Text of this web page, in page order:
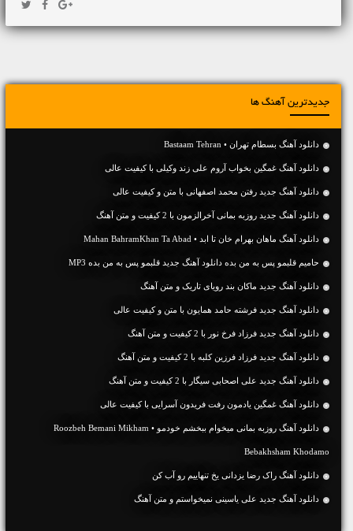
جدیدترین آهنگ ها
دانلود آهنگ بسطام تهران • Bastaam Tehran
دانلود آهنگ غمگین بخواب آروم علی زند وکیلی با کیفیت عالی
دانلود آهنگ جديد رفتن محمد اصفهانی با متن و کیفیت عالی
دانلود آهنگ جديد روزبه بمانی آخرالزمون با 2 کیفیت و متن آهنگ
دانلود آهنگ ماهان بهرام خان تا ابد • Mahan BahramKhan Ta Abad
حامیم قلبمو پس به من بده دانلود آهنگ جدید قلبمو پس به من بده MP3
دانلود آهنگ جديد ماکان بند رویای تاریک و متن آهنگ
دانلود آهنگ جديد فرشته حامد همایون با متن و کیفیت عالی
دانلود آهنگ جديد فرزاد فرخ نور با 2 کیفیت و متن آهنگ
دانلود آهنگ جديد فرزاد فرزین کلبه با 2 کیفیت و متن آهنگ
دانلود آهنگ جديد علی اصحابی سیگار با 2 کیفیت و متن آهنگ
دانلود آهنگ غمگین یادمون رفت فریدون آسرایی با کیفیت عالی
دانلود آهنگ روزبه بمانی میخوام ببخشم خودمو • Roozbeh Bemani Mikham
Bebakhsham Khodamo
دانلود آهنگ راک رضا یزدانی یخ تنهاییم رو آب کن
دانلود آهنگ جديد علی یاسینی نمیخواستم و متن آهنگ